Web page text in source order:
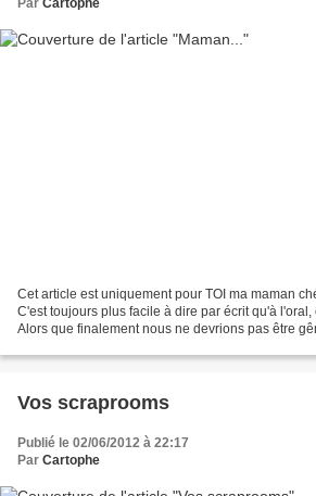
Par Cartophe
Cet article est uniquement pour TOI ma maman
C'est toujours plus facile à dire par écrit qu'à
Alors que finalement nous ne devrions pas être
Vos scraprooms
Publié le 02/06/2012 à 22:17
Par Cartophe